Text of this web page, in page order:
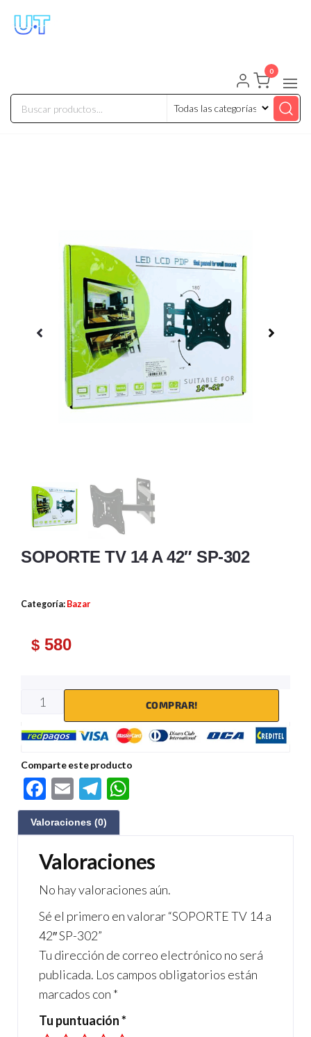
0
SOPORTE TV 14 A 42″ SP-302
Categoría: Bazar
$ 580
COMPRAR!
Comparte este producto
F
ac
e
b
o
o
k
E
m
ail
Te
le
gr
a
m
s
A
p
p
Valoraciones (0)
Valoraciones
No hay valoraciones aún.
Sé el primero en valorar “SOPORTE TV 14 a
42″ SP-302”
Tu dirección de correo electrónico no será
publicada. Los campos obligatorios están
marcados con *
Tu puntuación*